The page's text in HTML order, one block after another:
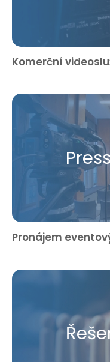
Komerční
Pronájem